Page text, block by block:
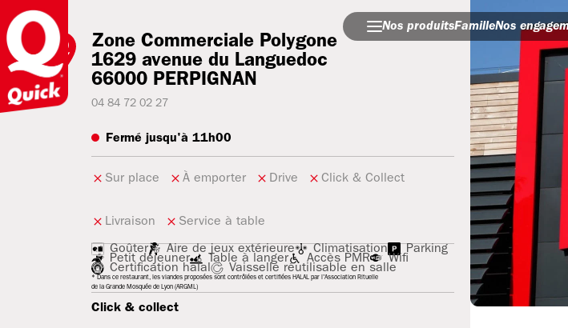
Nos produitsFamilleNos
Zone Commerciale Polygone
1629 avenue du Languedoc
66000 PERPIGNAN
04 84 72 02 27
Fermé jusqu'à 11h00
Sur place À emporter Drive Click & Collect
Livraison Service à table
Goûter Aire de jeux extérieure Climatisation Parking
Petit déjeuner Table à langer Accès PMR Wifi
Certification halal Vaisselle réutilisable en salle
* Dans ce restaurant, les viandes proposées sont contrôlées et certifiées HALAL par l'Association Rituelle
de la Grande Mosquée de Lyon (ARGML)
Click & collect